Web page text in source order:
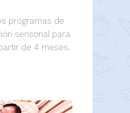
programas de
sensorial para
de 4 meses.